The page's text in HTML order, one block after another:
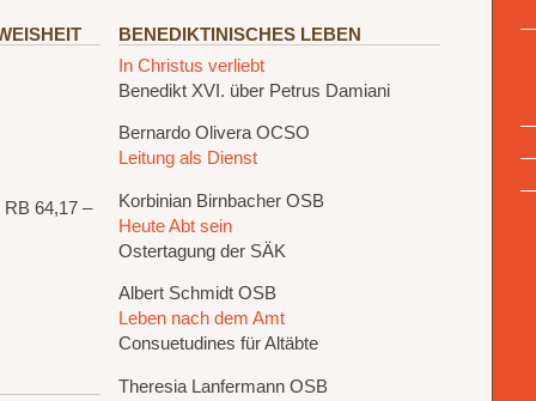
64,17 –
BENEDIKTINISCHES LEBEN
In Christus verliebt
Benedikt XVI. über Petrus Damiani
Bernardo Olivera OCSO
Leitung als Dienst
Korbinian Birnbacher OSB
Heute Abt sein
Ostertagung der SÄK
Albert Schmidt OSB
Leben nach dem Amt
Consuetudines für Altäbte
Theresia Lanfermann OSB